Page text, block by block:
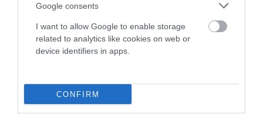
Google consents
I want to allow Google to enable storage
related to analytics like cookies on web or
device identifiers in apps.
CONFIRM
UNE GENERACIONES
El Día del Padre está a la vuelta de la esquina. Y si en tu casa